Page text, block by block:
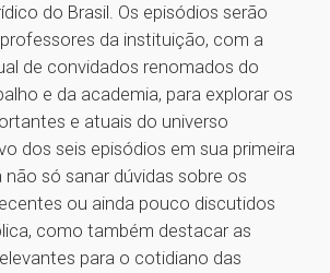
do Brasil. Os episódios serão
da instituição, com a
de convidados renomados do
e da academia, para explorar os
e atuais do universo
dos seis episódios em sua primeira
só sanar dúvidas sobre os
ou ainda pouco discutidos
como também destacar as
para o cotidiano das